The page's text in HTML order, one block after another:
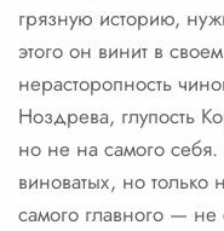
грязную историю,
этого он винит в
нерасторопность
Ноздрева, глупость
но не на самого
виноватых, но
самого главного —